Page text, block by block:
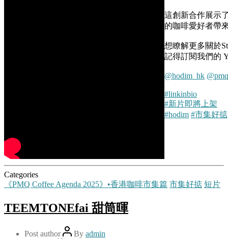
這創新合作展示
的咖啡愛好者帶
想瞭解更多關於
記得訂閱我們的
@hodim_hk
#linkinbio
#新片即將上架
#hodim #市集好掂
Categories
《PMQ Coffee Agenda 2025》•香港咖啡市集篇 市集好掂 短片
TEEMTONEfai 甜筒暉
Post author By admin